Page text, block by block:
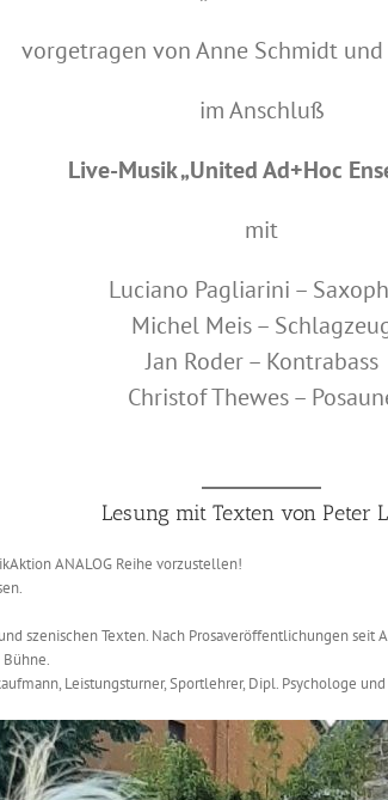
vorgetragen von Anne Schmidt und
im Anschluß
Live-Musik „United Ad+Hoc
mit
Luciano Pagliarini –
Michel Meis –
Jan Roder – Kontrabass
Christof Thewes –
Lesung mit Texten von Peter
ANALOG Reihe vorzustellen!
szenischen Texten. Nach Prosaveröffentlichungen
Leistungsturner, Sportlehrer, Dipl. Psychologe und